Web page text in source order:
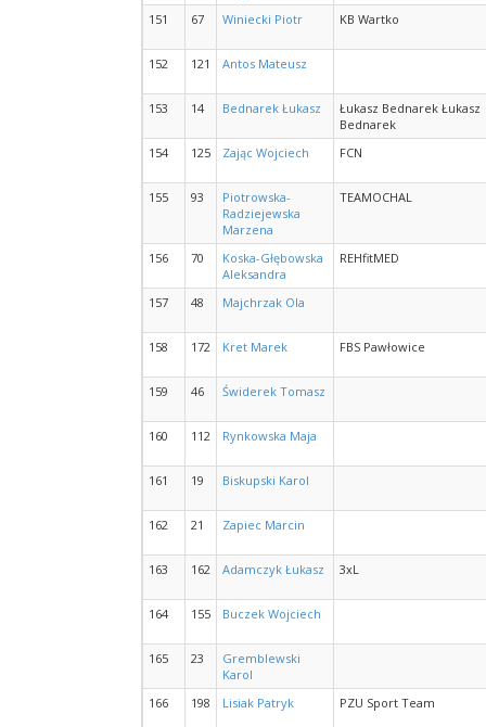
151
67 Winiecki Piotr KB Wartko
152 121 Antos Mateusz
153 14 Bednarek Łukasz
Łukasz Bednarek Łukasz
Bednarek
154
125 Zając Wojciech FCN
155 93
Piotrowska-
Radziejewska
Marzena
TEAMOCHAL
156 70
Koska-Głębowska
Aleksandra
REHfitMED
157 48 Majchrzak Ola
158 172 Kret Marek FBS Pawłowice
159 46 Świderek Tomasz
160 112 Rynkowska Maja
161 19 Biskupski Karol
162 21 Zapiec Marcin
163 162 Adamczyk Łukasz 3xL
164 155 Buczek Wojciech
165 23
Gremblewski
Karol
166
198 Lisiak Patryk PZU Sport Team